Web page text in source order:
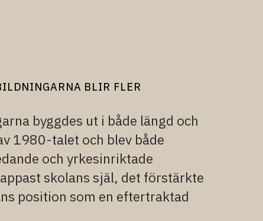
BLIR FLER
byggdes ut i både längd och
1980-talet och blev både
och yrkesinriktade
skolans själ, det förstärkte
position som en eftertraktad